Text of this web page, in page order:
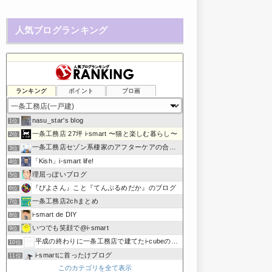
人気ブログランキング
ランキング ポイント ブロ画
1位 nasu_star's blog
2位 一条工務店 27坪 i-smart 〜猫と楽しむ暮らし〜
3位 一条工務店セゾン系棲家のアフターケアの合間に綴るブログ
4位 「Kish」i-smart life!
5位 理屈っぽいブログ
6位 『ぴよさん』こと『てんぷるめだか』のブログ
7位 一条工務店2chまとめ
8位 i-smart de DIY
9位 いつでも笑顔で@i-smart
10位 平成の終わりに一条工務店で建てたi-cubeのブログ
11位 i-smartに首ったけブログ
節約しないエコライフ
このカテゴリを全て表示